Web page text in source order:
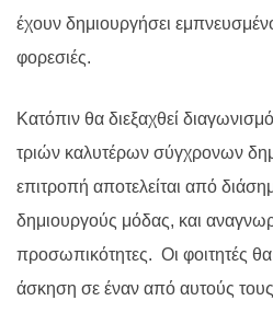
έχουν δημιουργήσει
φορεσιές.
Κατόπιν θα διεξαχθεί
τριών καλυτέρων σύγχρονων
επιτροπή αποτελείται από
δημιουργούς μόδας, και
προσωπικότητες. Οι φοιτητές
άσκηση σε έναν από αυτούς